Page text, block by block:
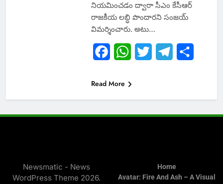
నియమించడం ద్వారా సీఎం కేసీఆర్
రాజకీయ లబ్ధి పొందారని సంజయ్
విమర్శించారు. అటు…
FacebookWhatsApp
Twitter Telegram
Read More
Newsmatic - News
WordPress Theme 2026.
Home
Avatar: Fire And Ash – A Visual